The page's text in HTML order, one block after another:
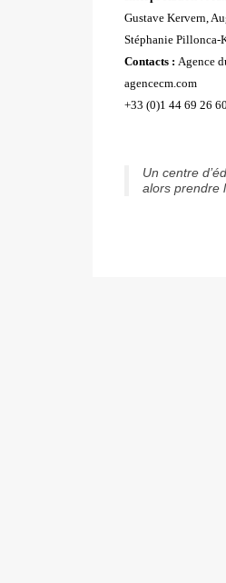
Gustave Kervern,
Stéphanie Pillonca-
Contacts : Agence
agencecm.com
+33 (0)1 44 69 26 60
Un centre
alors prendre